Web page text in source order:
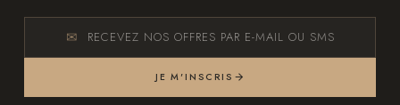
RECEVEZ NOS OFFRES PAR E-MAIL OU SMS
JE M'INSCRIS